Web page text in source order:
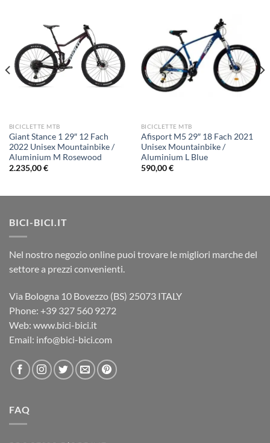
BICICLETTE MTB
Giant Stance 1 29″ 12 Fach
2022 Unisex Mountainbike /
Aluminium M Rosewood
2.235,00€
BICICLETTE MTB
Afisport M5 29″ 18 Fach 2021
Unisex Mountainbike /
Aluminium L Blue
590,00€
BICI-BICI.IT
Nel nostro negozio online puoi trovare le migliori marche del
settore a prezzi convenienti.
Via Bologna 10 Bovezzo (BS) 25073 ITALY
Phone: ‎+39 327 560 9272
Web: www.bici-bici.it
Email: info@bici-bici.com
FAQ